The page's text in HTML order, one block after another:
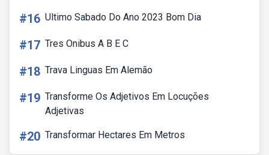
#16 Ultimo Sabado Do Ano 2023 Bom Dia
#17 Tres Onibus A B E C
#18 Trava Linguas Em Alemão
#19 Transforme Os Adjetivos Em Locuções
Adjetivas
#20 Transformar Hectares Em Metros